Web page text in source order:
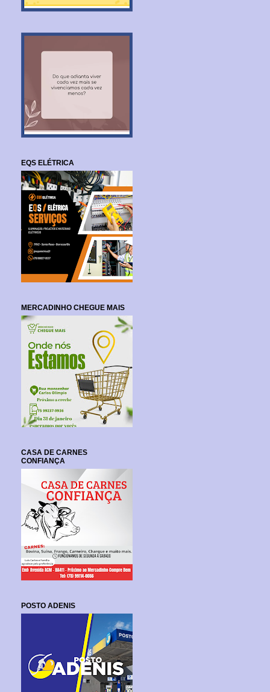
EQS ELÉTRICA
MERCADINHO CHEGUE MAIS
CASA DE CARNES
CONFIANÇA
POSTO ADENIS